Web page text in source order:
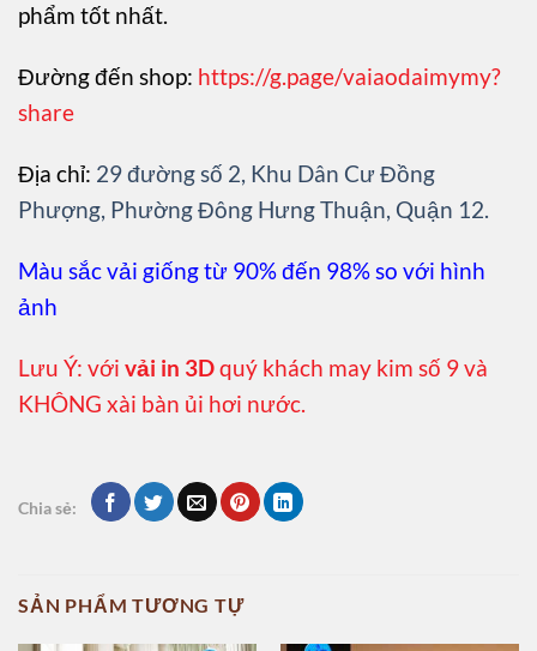
phẩm tốt nhất.
Đường đến shop: https://g.page/vaiaodaimymy?
share
Địa chỉ: 29 đường số 2, Khu Dân Cư Đồng
Phượng, Phường Đông Hưng Thuận, Quận 12.
Màu sắc vải giống từ 90% đến 98% so với hình
ảnh
Lưu Ý: với vải in 3Dquý khách may kim số 9 và
KHÔNG xài bàn ủi hơi nước.
Chia sẻ:
SẢN PHẨM TƯƠNG TỰ